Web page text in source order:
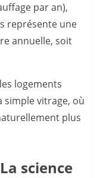
par an),
représente une
annuelle, soit
logements
simple vitrage, où
plus
science